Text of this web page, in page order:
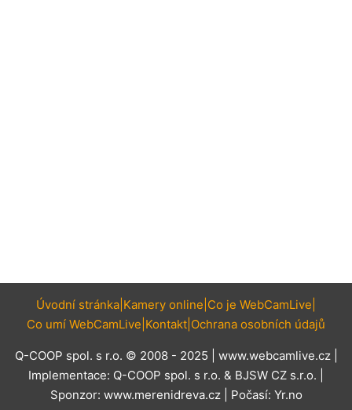
Úvodní stránka Kamery online Co je WebCamLive
Co umí WebCamLive Kontakt Ochrana osobních údajů
Q-COOP spol. s r.o. © 2008 - 2025 | www.webcamlive.cz|
Implementace: Q-COOP spol. s r.o. & BJSW CZ s.r.o.
Sponzor: www.merenidreva.cz| Počasí: Yr.no